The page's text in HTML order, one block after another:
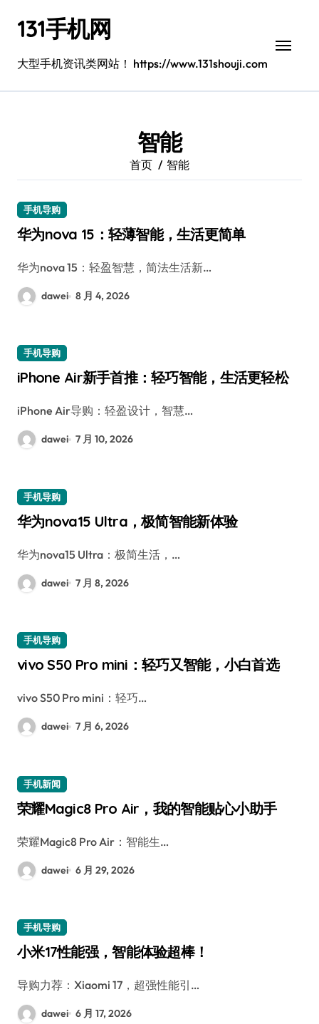
131手机网
大型手机资讯类网站！ https://www.131shouji.com
智能
首页 智能
手机导购
华为nova 15：轻薄智能，生活更简单
华为nova 15：轻盈智慧，简法生活新…
dawei 8 月 4, 2026
手机导购
iPhone Air新手首推：轻巧智能，生活更轻松
iPhone Air导购：轻盈设计，智慧…
dawei 7 月 10, 2026
手机导购
华为nova15 Ultra，极简智能新体验
华为nova15 Ultra：极简生活，…
dawei 7 月 8, 2026
手机导购
vivo S50 Pro mini：轻巧又智能，小白首选
vivo S50 Pro mini：轻巧…
dawei 7 月 6, 2026
手机新闻
荣耀Magic8 Pro Air，我的智能贴心小助手
荣耀Magic8 Pro Air：智能生…
dawei 6 月 29, 2026
手机导购
小米17性能强，智能体验超棒！
导购力荐：Xiaomi 17，超强性能引…
dawei 6 月 17, 2026